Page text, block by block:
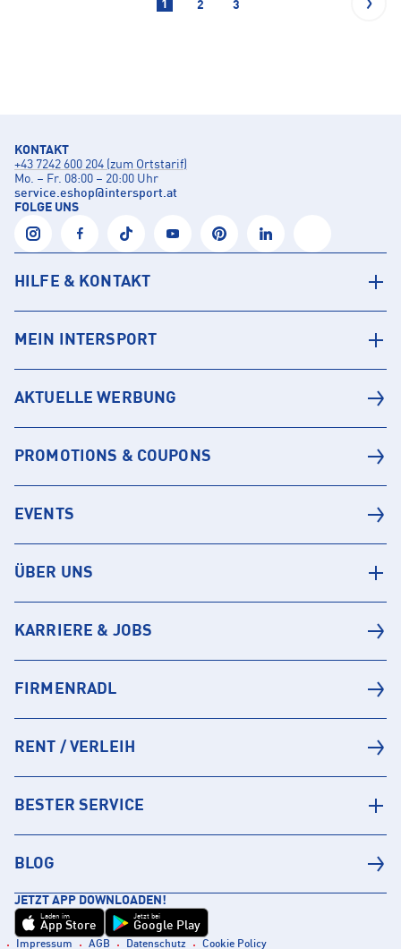
1 2 3
KONTAKT
+43 7242 600 204 (zum Ortstarif)
Mo. – Fr. 08:00 – 20:00 Uhr
service.eshop@intersport.at
FOLGE UNS
HILFE & KONTAKT
MEIN INTERSPORT
AKTUELLE WERBUNG
PROMOTIONS & COUPONS
EVENTS
ÜBER UNS
KARRIERE & JOBS
FIRMENRADL
RENT / VERLEIH
BESTER SERVICE
BLOG
JETZT APP DOWNLOADEN!
Laden im
App Store
Jetzt bei
Google Play
Impressum AGB Datenschutz Cookie Policy